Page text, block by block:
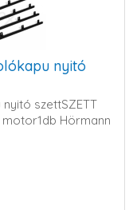
nyitó
nyitó szettSZETT
motor1db Hörmann